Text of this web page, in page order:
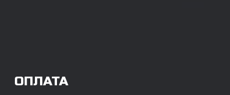
МЫ ГОТОВЫ
ПРЕДЛОЖИТЬ ВАМ